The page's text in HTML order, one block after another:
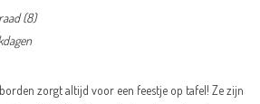
(8)
zorgt altijd voor een feestje op tafel! Ze zijn